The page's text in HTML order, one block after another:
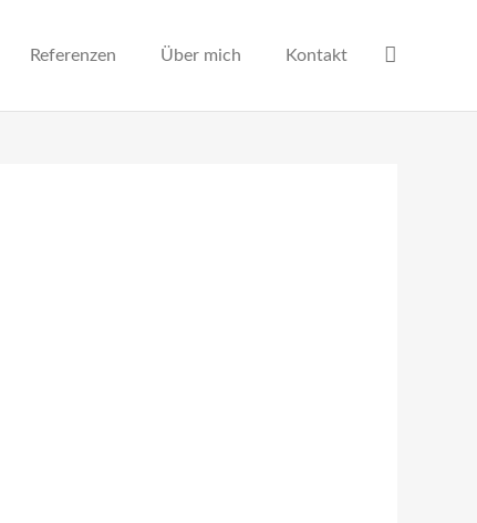
Referenzen Über mich Kontakt